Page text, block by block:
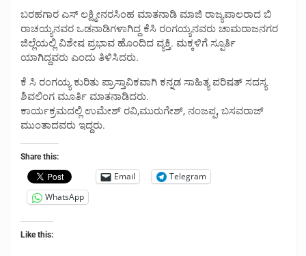
ಬರಹಗಾರ ಎಸ್ ಲಕ್ಷ್ಮೀನರಸಿಂಹ ಮಾತನಾಡಿ ಮಾಜಿ ರಾಜ್ಯಪಾಲರಾದ ಬಿ
ರಾಚಯ್ಯನವರ ಒಡನಾಡಿಗಳಾಗಿದ್ದ ಕೆಸಿ ರಂಗಯ್ಯನವರು ಚಾಮರಾಜನಗರ
ಜಿಲ್ಲೆಯಲ್ಲಿ ವಿಶೇಷ ಪ್ರಭಾವ ಹೊಂದಿದ ವ್ಯಕ್ತಿ. ಮಕ್ಕಳಿಗೆ ಸ್ಪೂರ್ತಿ
ಯಾಗಿದ್ದವರು ಎಂದು ತಿಳಿಸಿದರು.
ಕೆ ಸಿ ರಂಗಯ್ಯ ಕುರಿತು ಪ್ರಾಸ್ತಾವಿಕವಾಗಿ ಕನ್ನಡ ಸಾಹಿತ್ಯ ಪರಿಷತ್ ಸದಸ್ಯ
ಶಿವಲಿಂಗ ಮೂರ್ತಿ ಮಾತನಾಡಿದರು.
ಕಾರ್ಯಕ್ರಮದಲ್ಲಿ ಉಮೇಶ್ ರವಿ,ಮುರುಗೇಶ್, ನಂಜಪ್ಪ, ಬಸವರಾಜ್
ಮುಂತಾದವರು ಇದ್ದರು.
Share this:
Email
Telegram
WhatsApp
Like this: